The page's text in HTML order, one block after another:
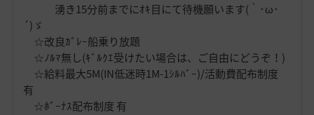
湧き15分前までにｵｷ目にて待機願います(｀･ω･
´)ゞ
☆改良ｶﾞﾚｰ船乗り放題
☆ﾉﾙﾏ無し(ｷﾞﾙｸｴ受けたい場合は、ご自由にどうぞ！)
☆給料最大5M(IN低迷時1M-1ｼﾙﾊﾞｰ)/活動費配布制度
有
☆ﾎﾞｰﾅｽ配布制度 有